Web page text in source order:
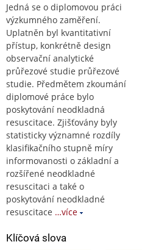
Jedná se o diplomovou práci
výzkumného zaměření.
Uplatněn byl kvantitativní
přístup, konkrétně design
observační analytické
průřezové studie průřezové
studie. Předmětem zkoumání
diplomové práce bylo
poskytování neodkladná
resuscitace. Zjišťovány byly
statisticky významné rozdíly
klasifikačního stupně míry
informovanosti o základní a
rozšířené neodkladné
resuscitaci a také o
poskytování neodkladné
resuscitace …více
Klíčová slova